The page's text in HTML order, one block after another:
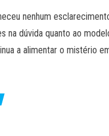
nenhum
dúvida quanto ao
a alimentar o mistério